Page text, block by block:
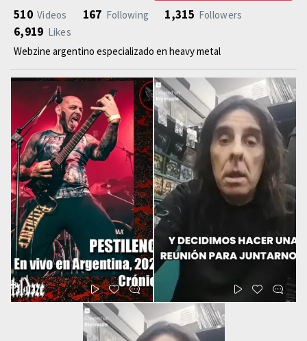
510 Videos 167 Following 1,315 Followers
6,919 Likes
Webzine argentino especializado en heavy metal